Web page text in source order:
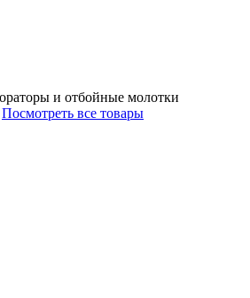
и отбойные молотки
Посмотреть все товары